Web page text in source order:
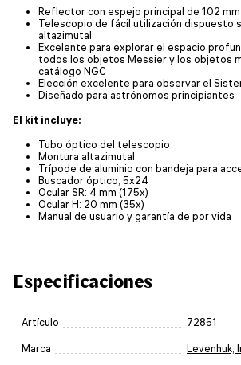
Reflector con espejo principal de 102
Telescopio de fácil utilización dispuesto
altazimutal
Excelente para explorar el espacio
todos los objetos Messier y los objetos
catálogo NGC
Elección excelente para observar el
Diseñado para astrónomos principiantes
El kit incluye:
Tubo óptico del telescopio
Montura altazimutal
Trípode de aluminio con bandeja para
Buscador óptico, 5x24
Ocular SR: 4 mm (175x)
Ocular H: 20 mm (35x)
Manual de usuario y garantía de por vida
Especificaciones
Artículo 72851
Marca Levenhuk,